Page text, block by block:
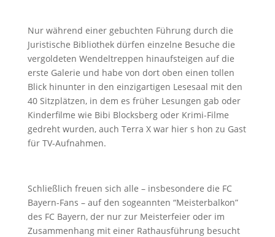
Nur während einer gebuchten Führung durch die
Juristische Bibliothek dürfen einzelne Besuche die
vergoldeten Wendeltreppen hinaufsteigen auf die
erste Galerie und habe von dort oben einen tollen
Blick hinunter in den einzigartigen Lesesaal mit den
40 Sitzplätzen, in dem es früher Lesungen gab oder
Kinderfilme wie Bibi Blocksberg oder Krimi-Filme
gedreht wurden, auch Terra X war hier s hon zu Gast
für TV-Aufnahmen.
Schließlich freuen sich alle – insbesondere die FC
Bayern-Fans – auf den sogeannten “Meisterbalkon”
des FC Bayern, der nur zur Meisterfeier oder im
Zusammenhang mit einer Rathausführung besucht